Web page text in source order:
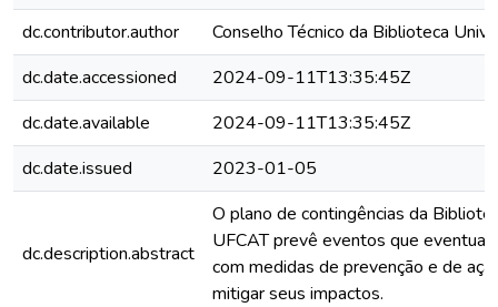
dc.contributor.author
Conselho Técnico da Biblioteca
dc.date.accessioned
2024-09-11T13:35:45Z
dc.date.available
2024-09-11T13:35:45Z
dc.date.issued
2023-01-05
dc.description.abstract
O plano de contingências da
UFCAT prevê eventos que
com medidas de prevenção e de
mitigar seus impactos.